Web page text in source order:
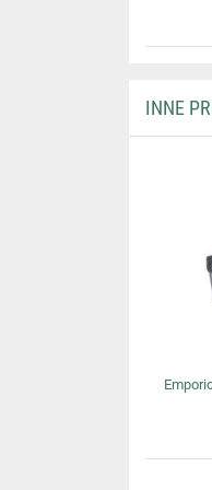
INNE